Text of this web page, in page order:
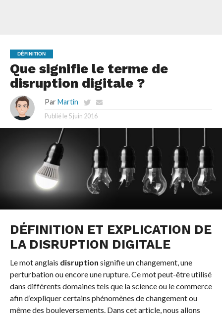
DÉFINITION
Que signifie le terme de
disruption digitale ?
Par Martin
Publié le 5 juin 2016
DÉFINITION ET EXPLICATION DE
LA DISRUPTION DIGITALE
Le mot anglais disruption signifie un changement, une
perturbation ou encore une rupture. Ce mot peut-être utilisé
dans différents domaines tels que la science ou le commerce
afin d’expliquer certains phénomènes de changement ou
même des bouleversements. Dans cet article, nous allons